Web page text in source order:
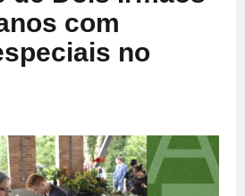
com
no